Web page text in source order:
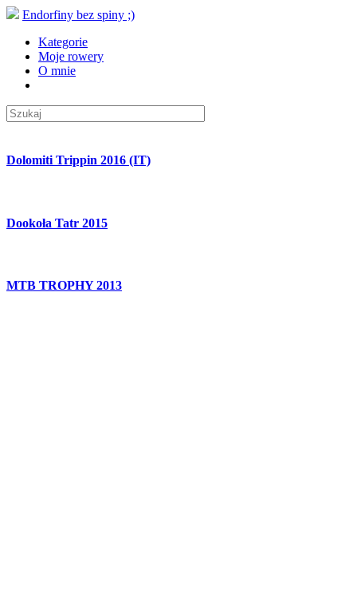
Endorfiny bez spiny ;)
Kategorie
Moje rowery
O mnie
Dolomiti Trippin 2016 (IT)
Dookoła Tatr 2015
MTB TROPHY 2013